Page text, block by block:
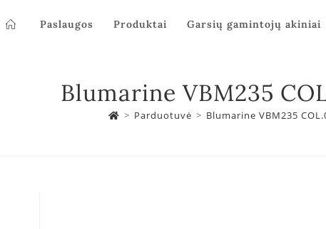
Paslaugos Produktai Garsių gamintojų akiniai
Blumarine VBM235
> Parduotuvė > Blumarine VBM235